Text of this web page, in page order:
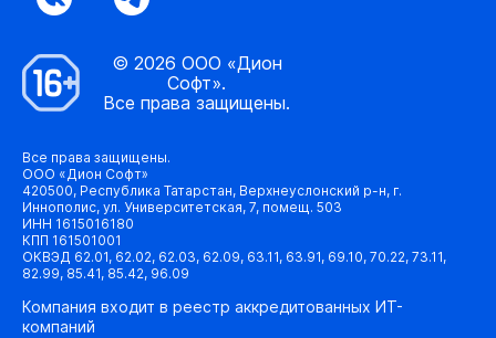
© 2026 ООО «Дион
Софт».
Все права защищены.
Все права защищены.
ООО «Дион Софт»
420500, Республика Татарстан, Верхнеуслонский р-н, г.
Иннополис, ул. Университетская, 7, помещ. 503
ИНН 1615016180
КПП 161501001
ОКВЭД 62.01, 62.02, 62.03, 62.09, 63.11, 63.91, 69.10, 70.22, 73.11,
82.99, 85.41, 85.42, 96.09
Компания входит в реестр аккредитованных ИТ-
компаний